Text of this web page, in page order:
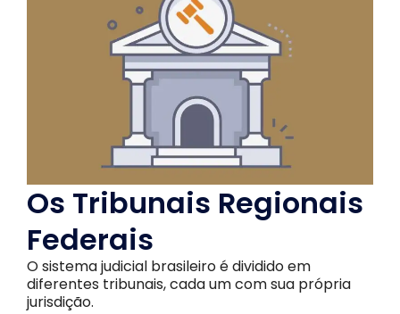
Os Tribunais Regionais
Federais
O sistema judicial brasileiro é dividido em
diferentes tribunais, cada um com sua própria
jurisdição.